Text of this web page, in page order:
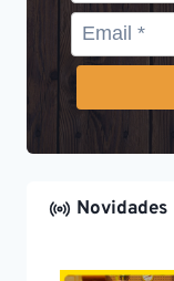
Novidades